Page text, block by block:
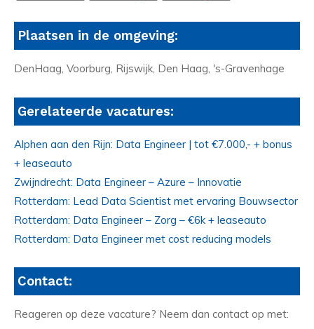
Plaatsen in de omgeving:
DenHaag, Voorburg, Rijswijk, Den Haag, 's-Gravenhage
Gerelateerde vacatures:
Alphen aan den Rijn: Data Engineer | tot €7.000,- + bonus
+ leaseauto
Zwijndrecht: Data Engineer – Azure – Innovatie
Rotterdam: Lead Data Scientist met ervaring Bouwsector
Rotterdam: Data Engineer – Zorg – €6k + leaseauto
Rotterdam: Data Engineer met cost reducing models
Contact:
Reageren op deze vacature? Neem dan contact op met: